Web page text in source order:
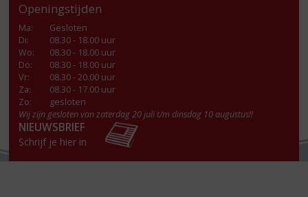
Openingstijden
Ma:
Gesloten
Di:
08.30 - 18.00 uur
Wo:
08.30 - 18.00 uur
Do:
08.30 - 18.00 uur
Vr:
08.30 - 20.00 uur
Za:
08.30 - 17.00 uur
Zo:
gesloten
Wij zijn gesloten van zaterdag 20 juli t/m dinsdag 10 augustus!!
NIEUWSBRIEF
Schrijf je hier in